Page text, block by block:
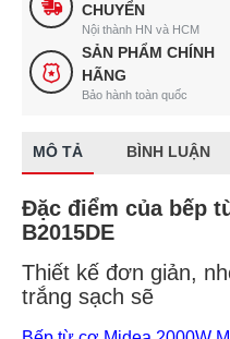
CHUYỂN
Nội thành HN và HCM
SẢN PHẨM CHÍNH
HÃNG
Bảo hành toàn quốc
MÔ TẢ BÌNH LUẬN
Đặc điểm của bếp
B2015DE
Thiết kế đơn giản,
trắng sạch sẽ